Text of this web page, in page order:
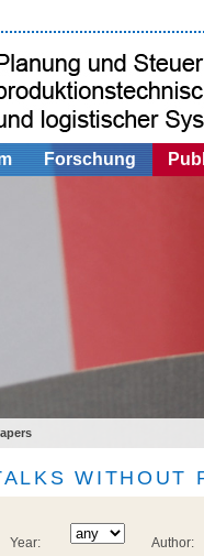
Forschung
WITHOUT
Year: Author: